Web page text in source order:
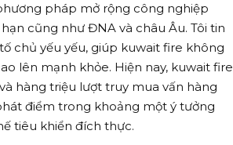
pháp mở rộng công nghiệp
cũng như ĐNA và châu Âu. Tôi tin
chủ yếu yếu, giúp kuwait fire không
lên mạnh khỏe. Hiện nay, kuwait fire
hàng triệu lượt truy mua vấn hàng
điểm trong khoảng một ý tưởng
tiêu khiển đích thực.